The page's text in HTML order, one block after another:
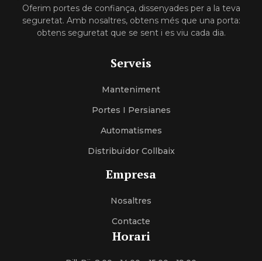
Oferim portes de confiança, dissenyades per a la teva
seguretat. Amb nosaltres, obtens més que una porta:
obtens seguretat que se sent i es viu cada dia.
Serveis
Manteniment
Portes I Persianes
Automatismes
Distribuïdor Collbaix
Empresa
Nosaltres
Contacte
Horari